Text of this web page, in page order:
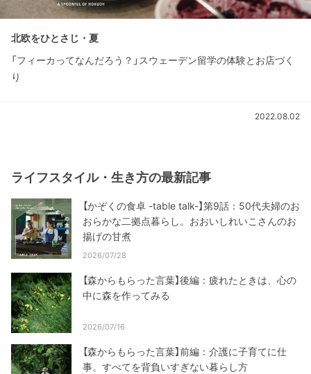
北欧をひとさじ・夏
「フィーカってなんだろう？」スウェーデン留学の体験とお店づく
り
2022.08.02
ライフスタイル・生き方の最新記事
【かぞくの食卓 -table talk-】第9話：50代夫婦のお
おらかな二拠点暮らし。おおいしれいこさんのお
揚げの甘煮
2026/07/28
【森からもらった言葉】後編：疲れたときは、心の
中に森を作ってみる
2026/07/16
【森からもらった言葉】前編：介護に子育てに仕
事。すべてを背負いすぎない暮らし方